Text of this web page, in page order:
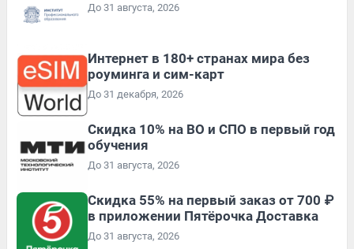
До 31 августа, 2026
Интернет в 180+ странах мира без
роуминга и сим-карт
До 31 декабря, 2026
Скидка 10% на ВО и СПО в первый год
обучения
До 31 августа, 2026
Скидка 55% на первый заказ от 700 ₽
в приложении Пятёрочка Доставка
До 31 августа, 2026